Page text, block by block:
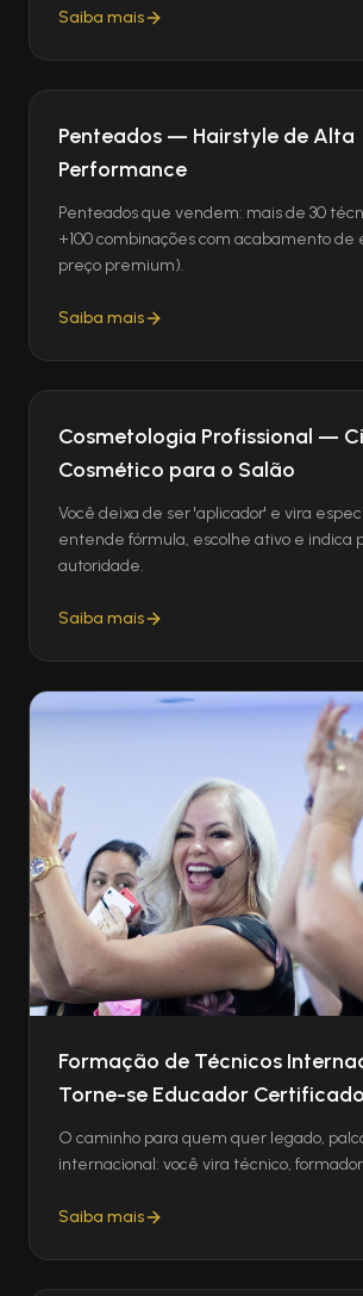
Saiba mais
Penteados — Hairstyle de Alta
Performance
Penteados que vendem: mais de 30
+100 combinações com acabamento de
preço premium).
Saiba mais
Cosmetologia Profissional —
Cosmético para o Salão
Você deixa de ser 'aplicador' e vira
entende fórmula, escolhe ativo e indica
autoridade.
Saiba mais
Formação de Técnicos
Torne-se Educador Certificado
O caminho para quem quer legado,
internacional: você vira técnico,
Saiba mais